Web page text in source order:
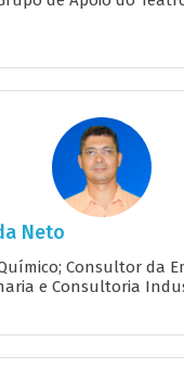
Neto
Consultor da
e Consultoria